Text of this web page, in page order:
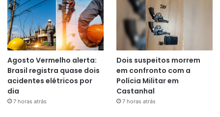
Agosto Vermelho alerta:
Brasil registra quase dois
acidentes elétricos por
dia
7 horas atrás
Dois suspeitos morrem
em confronto com a
Polícia Militar em
Castanhal
7 horas atrás